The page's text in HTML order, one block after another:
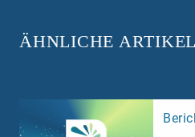
ÄHNLICHE ARTIKEL